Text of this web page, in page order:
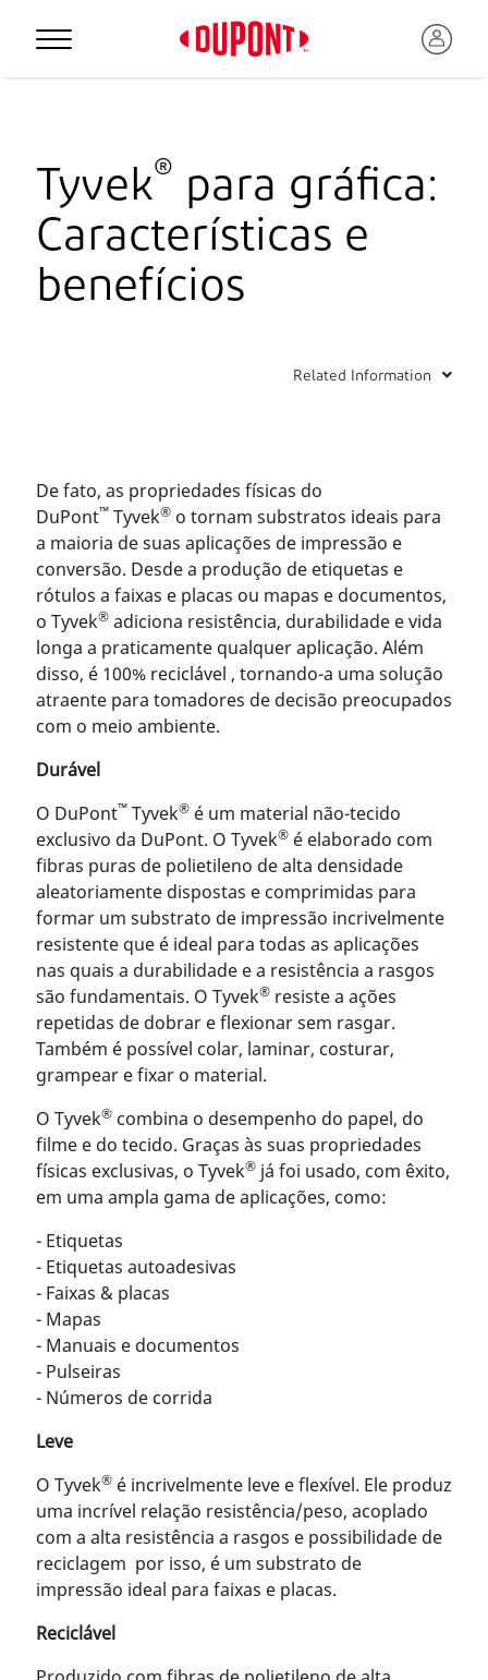
Tyvek® para gráfica:
Características e
benefícios
Related Information
De fato, as propriedades físicas do
DuPont™ Tyvek® o tornam substratos ideais para
a maioria de suas aplicações de impressão e
conversão. Desde a produção de etiquetas e
rótulos a faixas e placas ou mapas e documentos,
o Tyvek® adiciona resistência, durabilidade e vida
longa a praticamente qualquer aplicação. Além
disso, é 100% reciclável , tornando-a uma solução
atraente para tomadores de decisão preocupados
com o meio ambiente.
Durável
O DuPont™ Tyvek® é um material não-tecido
exclusivo da DuPont. O Tyvek® é elaborado com
fibras puras de polietileno de alta densidade
aleatoriamente dispostas e comprimidas para
formar um substrato de impressão incrivelmente
resistente que é ideal para todas as aplicações
nas quais a durabilidade e a resistência a rasgos
são fundamentais. O Tyvek® resiste a ações
repetidas de dobrar e flexionar sem rasgar.
Também é possível colar, laminar, costurar,
grampear e fixar o material.
O Tyvek® combina o desempenho do papel, do
filme e do tecido. Graças às suas propriedades
físicas exclusivas, o Tyvek® já foi usado, com êxito,
em uma ampla gama de aplicações, como:
- Etiquetas
- Etiquetas autoadesivas
- Faixas & placas
- Mapas
- Manuais e documentos
- Pulseiras
- Números de corrida
Leve
O Tyvek® é incrivelmente leve e flexível. Ele produz
uma incrível relação resistência/peso, acoplado
com a alta resistência a rasgos e possibilidade de
reciclagem por isso, é um substrato de
impressão ideal para faixas e placas.
Reciclável